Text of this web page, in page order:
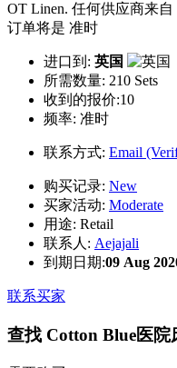
OT Linen. 任何供应商来自
订单将是 准时
进口到: 英国
所需数量: 210 Sets
收到的报价:10
频率: 准时
联系方式: Email
购买记录: New
买家活动: Moderate
用途: Retail
联系人: Aejajali
到期日期:09 Aug
联系买家
查找 Cotton Blue医院